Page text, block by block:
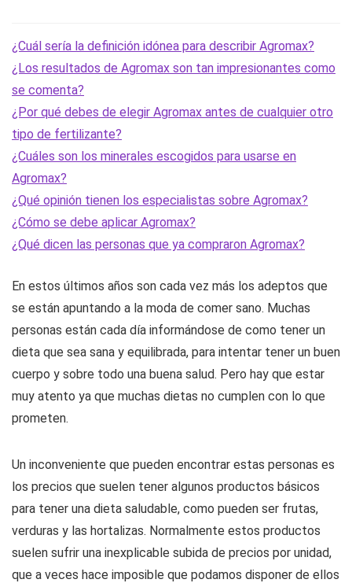
¿Cuál sería la definición idónea para describir Agromax?
¿Los resultados de Agromax son tan impresionantes como
se comenta?
¿Por qué debes de elegir Agromax antes de cualquier otro
tipo de fertilizante?
¿Cuáles son los minerales escogidos para usarse en
Agromax?
¿Qué opinión tienen los especialistas sobre Agromax?
¿Cómo se debe aplicar Agromax?
¿Qué dicen las personas que ya compraron Agromax?
En estos últimos años son cada vez más los adeptos que
se están apuntando a la moda de comer sano. Muchas
personas están cada día informándose de como tener un
dieta que sea sana y equilibrada, para intentar tener un buen
cuerpo y sobre todo una buena salud. Pero hay que estar
muy atento ya que muchas dietas no cumplen con lo que
prometen.
Un inconveniente que pueden encontrar estas personas es
los precios que suelen tener algunos productos básicos
para tener una dieta saludable, como pueden ser frutas,
verduras y las hortalizas. Normalmente estos productos
suelen sufrir una inexplicable subida de precios por unidad,
que a veces hace imposible que podamos disponer de ellos